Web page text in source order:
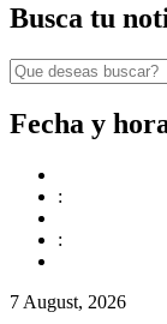
Busca tu
Fecha y
:
:
7 August, 2026